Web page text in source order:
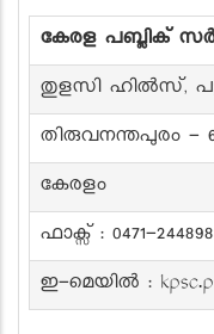
കേരള പബ്ലിക്
തുളസി ഹിൽസ്,
തിരുവനന്തപുരം -
കേരളം
ഫാക്സ് : 0471-
ഇ-മെയിൽ :